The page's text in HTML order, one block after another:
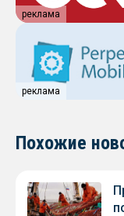
реклама
реклама
Похожие